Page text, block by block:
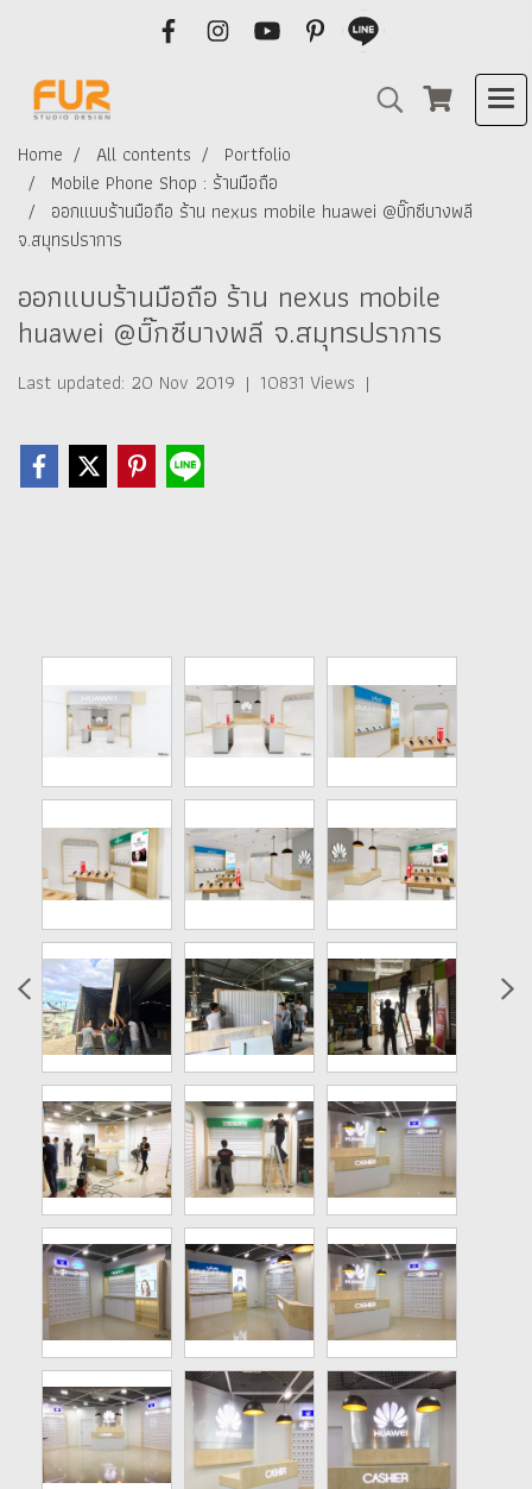
Home All contents
Portfolio
Mobile Phone Shop : ร้านมือถือ
ออกแบบร้านมือถือ ร้าน nexus mobile huawei @บิ๊กซีบางพลี
จ.สมุทรปราการ
ออกแบบร้านมือถือ ร้าน nexus mobile
huawei @บิ๊กซีบางพลี จ.สมุทรปราการ
Last updated: 20 Nov 2019 | 10831 Views |